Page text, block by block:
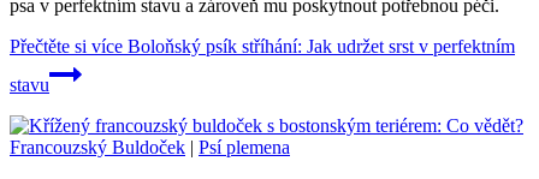
psa v perfektním stavu a zároveň mu poskytnout potřebnou péči.
Přečtěte si více Boloňský psík stříhání: Jak udržet srst v perfektním
stavu
Francouzský Buldoček | Psí plemena